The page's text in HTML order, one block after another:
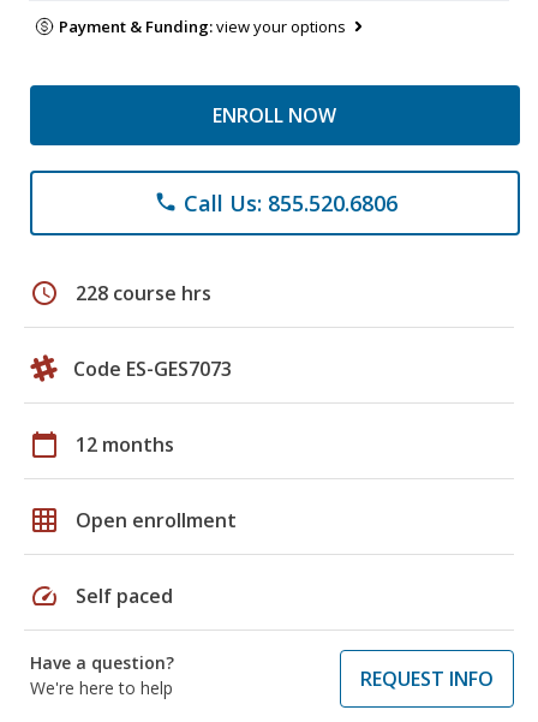
Payment & Funding:view your options
ENROLL NOW
phone Call Us: 855.520.6806
schedule 228 course hrs
Code ES-GES7073
calendar_today 12 months
grid_on Open enrollment
speed Self paced
Have a question?
We're here to help
REQUEST INFO